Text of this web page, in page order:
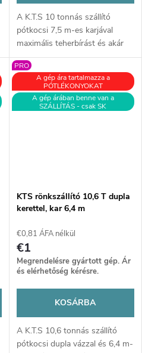
A K.T.S 10 tonnás szállító
pótkocsi 7,5 m-es karjával
maximális teherbírást és akár
370°-os forgathatóságot kínál.
Masszív felépítés és minőségi
anyagok biztosítják a
megbízhatóságot és hatékony
faanyagmozgatást nehéz
PRO
A gép ára tartalmazza a
PÓTLÉKONYOKAT
A gép árában benne van a
SZÁLLÍTÁS - csak SK
KTS rönkszállító 10,6 T dupla
kerettel, kar 6,4 m
€0,81 ÁFA nélkül
€1
Megrendelésre gyártott gép. Ár
és elérhetőség kérésre.
KOSÁRBA
A K.T.S 10,6 tonnás szállító
pótkocsi dupla vázzal és 6,4 m-